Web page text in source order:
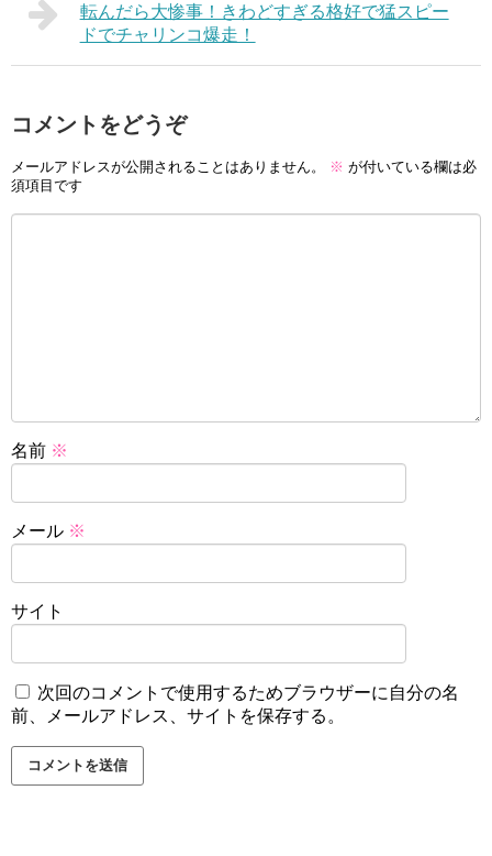
転んだら大惨事！きわどすぎる格好で猛スピー
ドでチャリンコ爆走！
コメントをどうぞ
メールアドレスが公開されることはありません。 ※ が付いている欄は必
須項目です
名前 ※
メール ※
サイト
次回のコメントで使用するためブラウザーに自分の名
前、メールアドレス、サイトを保存する。